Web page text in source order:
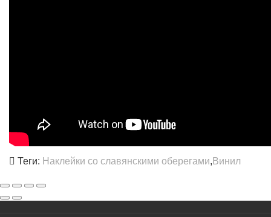
Теги: Наклейки со славянскими оберегами, Винил